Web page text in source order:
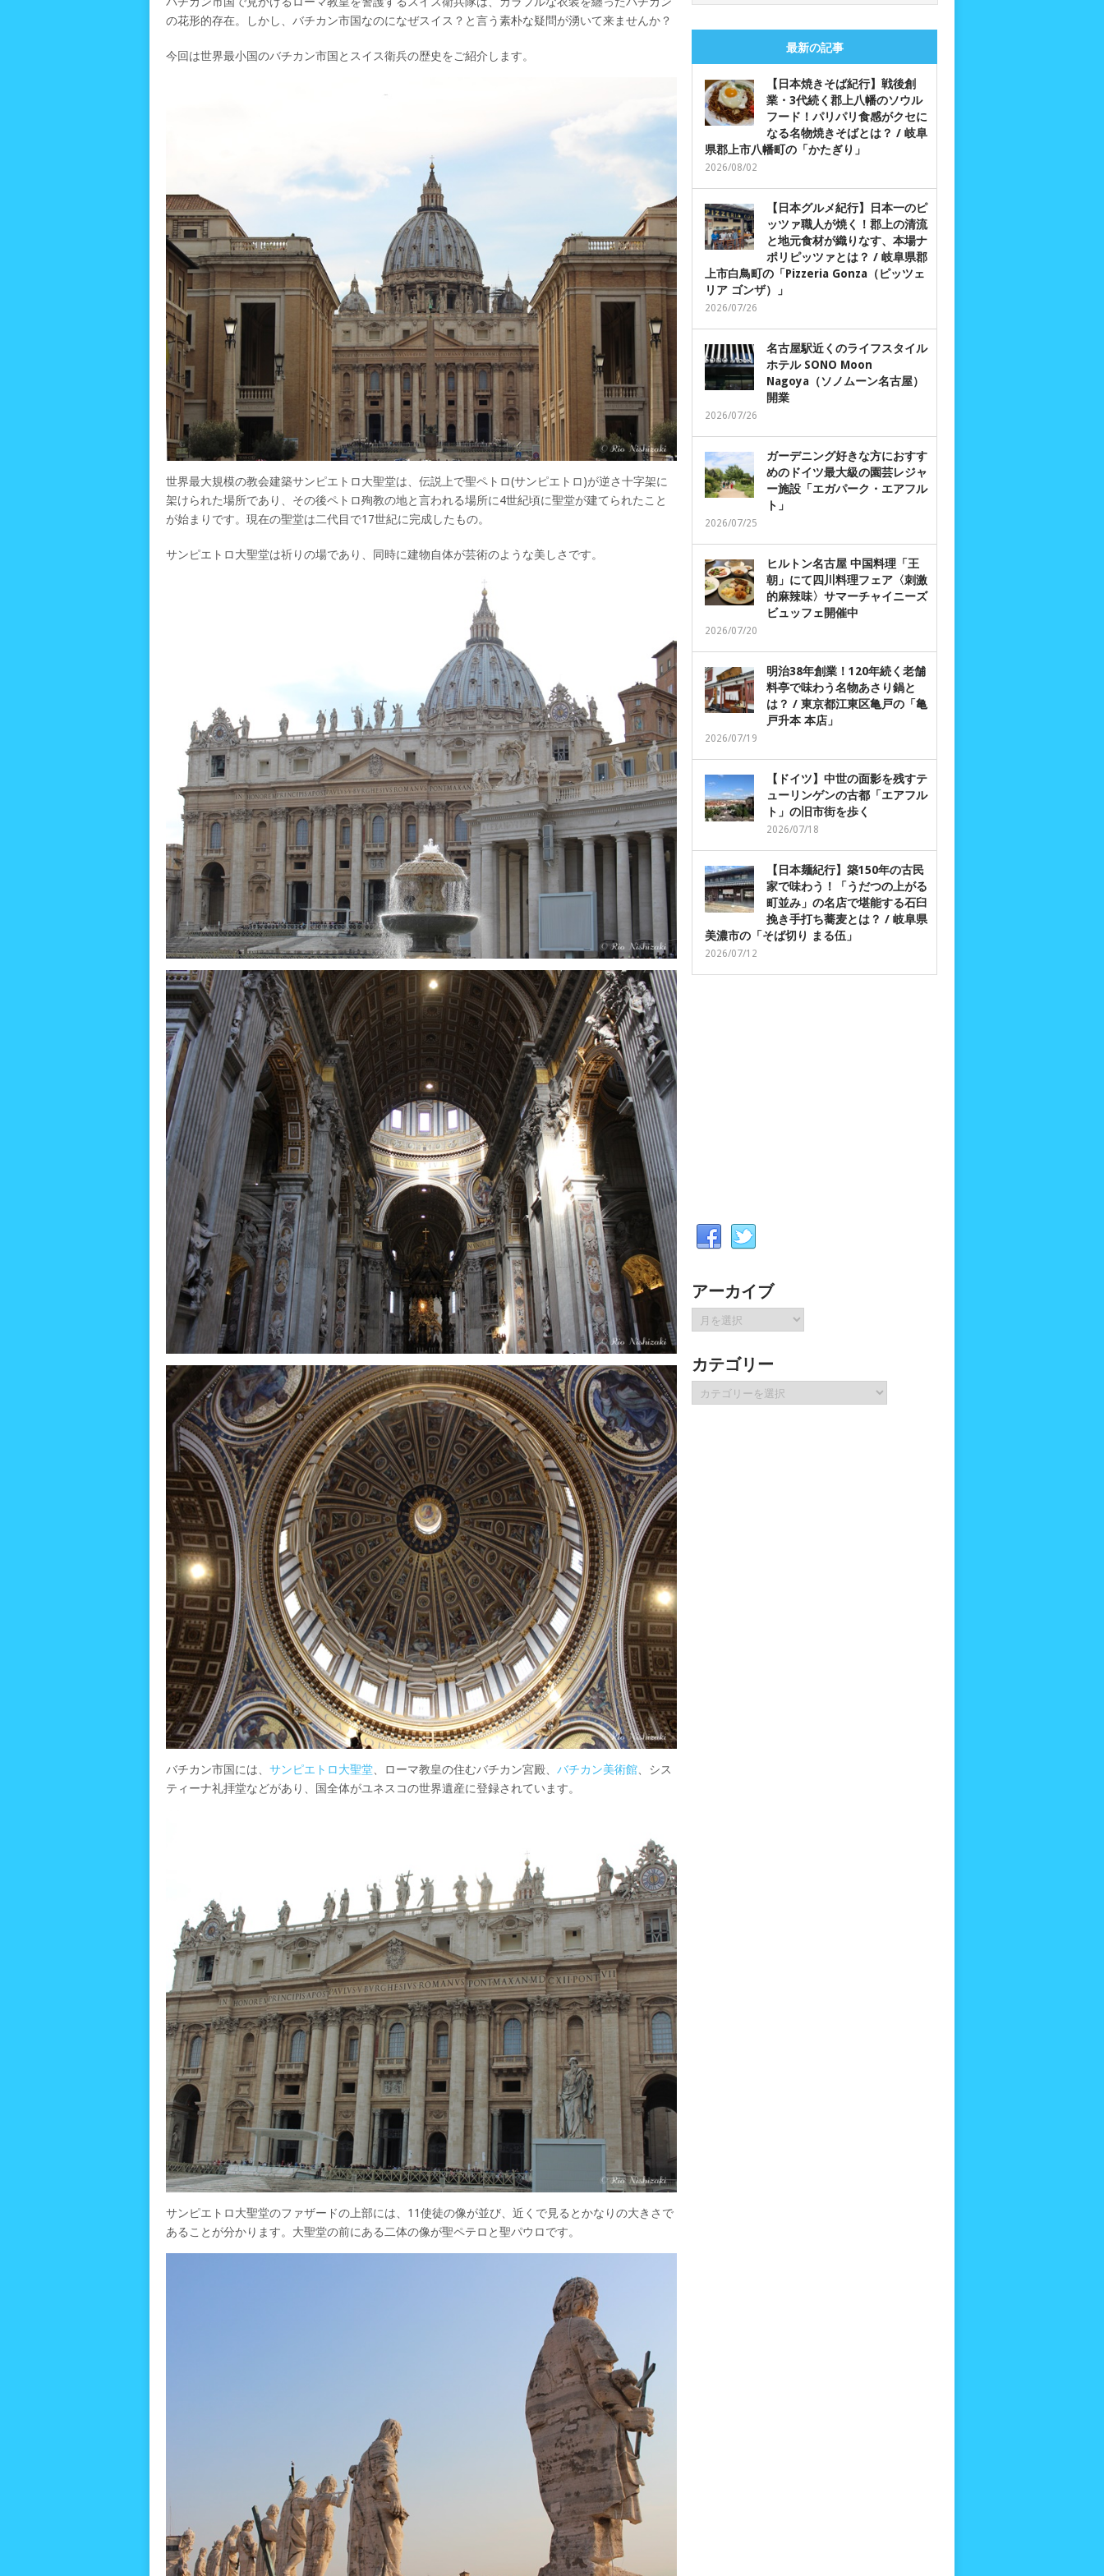
の花形的存在。しかし、バチカン市国なのになぜスイス？と言う素朴な疑問が湧いて来ませんか？
今回は世界最小国のバチカン市国とスイス衛兵の歴史をご紹介します。
世界最大規模の教会建築サンピエトロ大聖堂は、伝説上で聖ペトロ(サンピエトロ)が逆さ十字架に
架けられた場所であり、その後ペトロ殉教の地と言われる場所に4世紀頃に聖堂が建てられたこと
が始まりです。現在の聖堂は二代目で17世紀に完成したもの。
サンピエトロ大聖堂は祈りの場であり、同時に建物自体が芸術のような美しさです。
バチカン市国には、 サンピエトロ大聖堂 、ローマ教皇の住むバチカン宮殿、 バチカン美術館 、シス
ティーナ礼拝堂などがあり、国全体がユネスコの世界遺産に登録されています。
サンピエトロ大聖堂のファザードの上部には、11使徒の像が並び、近くで見るとかなりの大きさで
あることが分かります。大聖堂の前にある二体の像が聖ペテロと聖パウロです。
最新の記事
【日本焼きそば紀行】戦後創
業・3代続く郡上八幡のソウル
フード！パリパリ食感がクセに
なる名物焼きそばとは？ / 岐阜
県郡上市八幡町の「かたぎり」
2026/08/02
【日本グルメ紀行】日本一のピ
ッツァ職人が焼く！郡上の清流
と地元食材が織りなす、本場ナ
ポリピッツァとは？ / 岐阜県郡
上市白鳥町の「Pizzeria Gonza（ピッツェ
リア ゴンザ）」
2026/07/26
名古屋駅近くのライフスタイル
ホテル SONO Moon
Nagoya（ソノムーン名古屋）
開業
2026/07/26
ガーデニング好きな方におすす
めのドイツ最大級の園芸レジャ
ー施設「エガパーク・エアフル
ト」
2026/07/25
ヒルトン名古屋 中国料理「王
朝」にて四川料理フェア〈刺激
的麻辣味〉サマーチャイニーズ
ビュッフェ開催中
2026/07/20
明治38年創業！120年続く老舗
料亭で味わう名物あさり鍋と
は？ / 東京都江東区亀戸の「亀
戸升本 本店」
2026/07/19
【ドイツ】中世の面影を残すテ
ューリンゲンの古都「エアフル
ト」の旧市街を歩く
2026/07/18
【日本麺紀行】築150年の古民
家で味わう！「うだつの上がる
町並み」の名店で堪能する石臼
挽き手打ち蕎麦とは？ / 岐阜県
美濃市の「そば切り まる伍」
2026/07/12
アーカイブ
ア
ー
イ
ブ
カテゴリー
テ